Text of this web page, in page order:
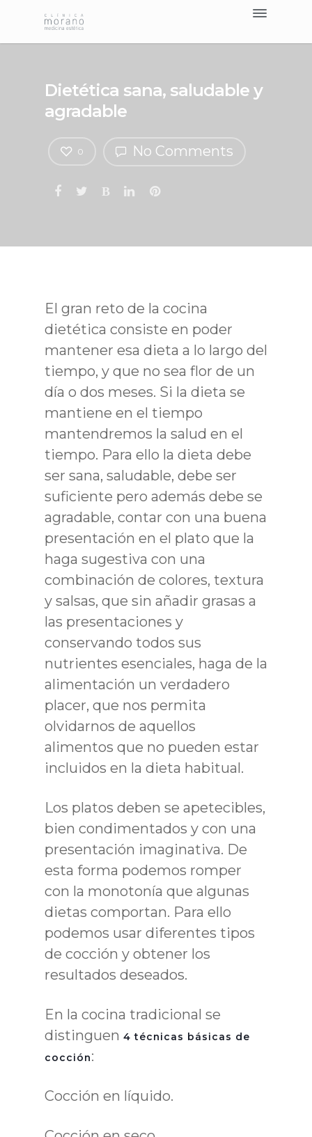
Tratamientos >
Blog
Contacto
Pedir Cita
Dietética sana, saludable y
agradable
No Comments
0
El gran reto de la cocina
dietética consiste en poder
mantener esa dieta a lo largo del
tiempo, y que no sea flor de un
día o dos meses. Si la dieta se
mantiene en el tiempo
mantendremos la salud en el
tiempo. Para ello la dieta debe
ser sana, saludable, debe ser
suficiente pero además debe se
agradable, contar con una buena
presentación en el plato que la
haga sugestiva con una
combinación de colores, textura
y salsas, que sin añadir grasas a
las presentaciones y
conservando todos sus
nutrientes esenciales, haga de la
alimentación un verdadero
placer, que nos permita
olvidarnos de aquellos
alimentos que no pueden estar
incluidos en la dieta habitual.
Los platos deben se apetecibles,
bien condimentados y con una
presentación imaginativa. De
esta forma podemos romper
con la monotonía que algunas
dietas comportan. Para ello
podemos usar diferentes tipos
de cocción y obtener los
resultados deseados.
En la cocina tradicional se
distinguen 4 técnicas básicas de
cocción:
Cocción en líquido.